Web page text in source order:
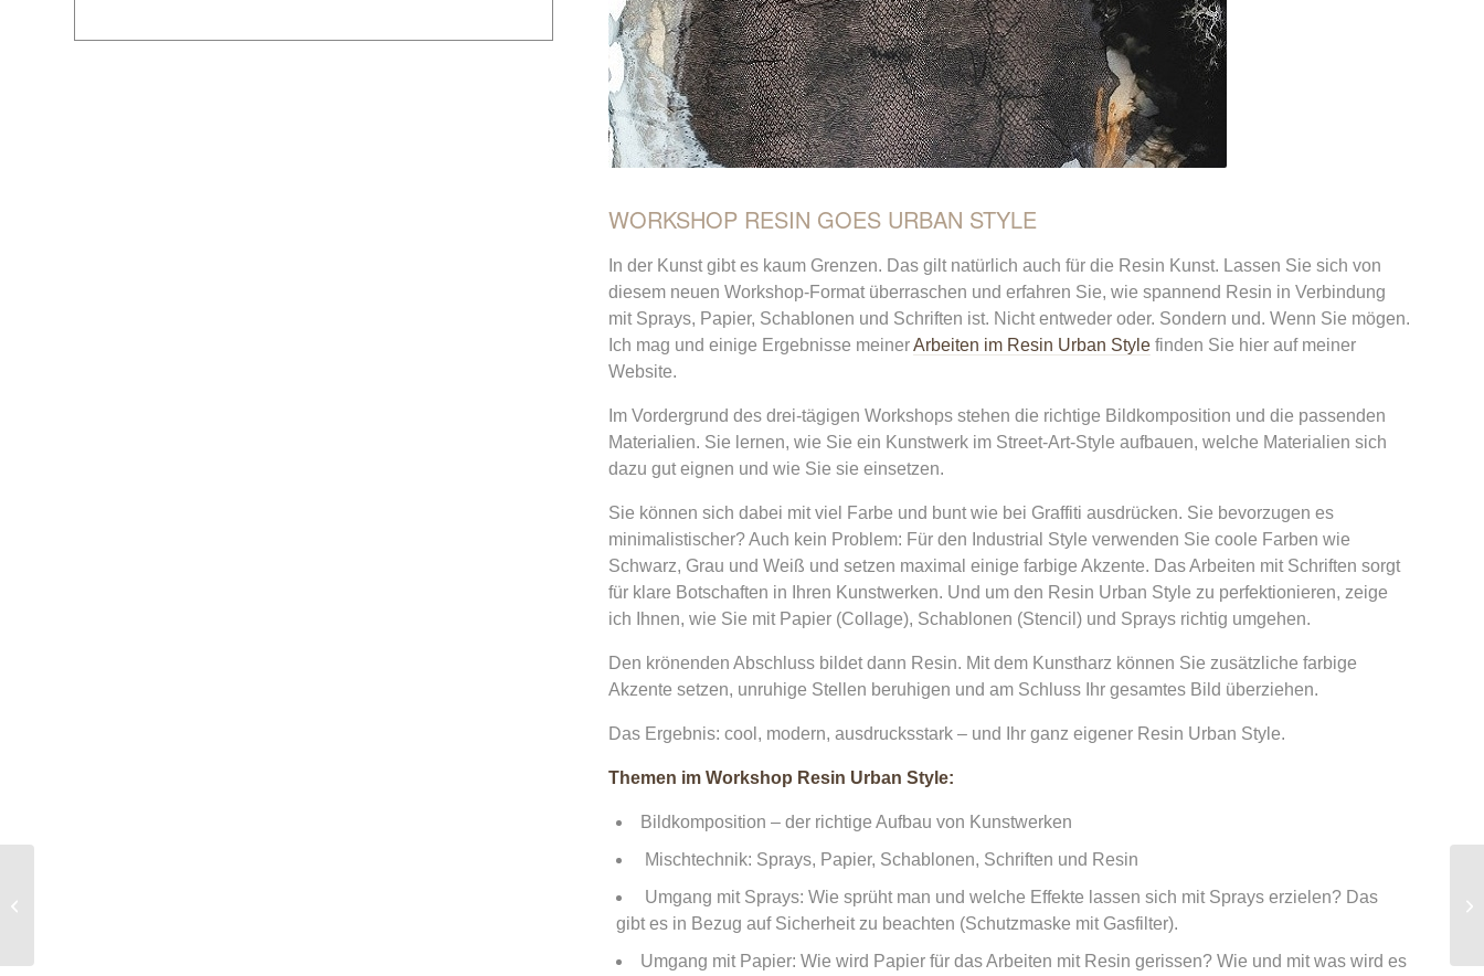
WORKSHOP RESIN GOES URBAN STYLE
In der Kunst gibt es kaum Grenzen. Das gilt natürlich auch für die Resin Kunst. Lassen Sie sich von
diesem neuen Workshop-Format überraschen und erfahren Sie, wie spannend Resin in Verbindung
mit Sprays, Papier, Schablonen und Schriften ist. Nicht entweder oder. Sondern und. Wenn Sie mögen.
Ich mag und einige Ergebnisse meinerArbeiten im Resin Urban Style finden Sie hier auf meiner
Website.
Im Vordergrund des drei-tägigen Workshops stehen die richtige Bildkomposition und die passenden
Materialien. Sie lernen, wie Sie ein Kunstwerk im Street-Art-Style aufbauen, welche Materialien sich
dazu gut eignen und wie Sie sie einsetzen.
Sie können sich dabei mit viel Farbe und bunt wie bei Graffiti ausdrücken. Sie bevorzugen es
minimalistischer? Auch kein Problem: Für den Industrial Style verwenden Sie coole Farben wie
Schwarz, Grau und Weiß und setzen maximal einige farbige Akzente. Das Arbeiten mit Schriften sorgt
für klare Botschaften in Ihren Kunstwerken. Und um den Resin Urban Style zu perfektionieren, zeige
ich Ihnen, wie Sie mit Papier (Collage), Schablonen (Stencil) und Sprays richtig umgehen.
Den krönenden Abschluss bildet dann Resin. Mit dem Kunstharz können Sie zusätzliche farbige
Akzente setzen, unruhige Stellen beruhigen und am Schluss Ihr gesamtes Bild überziehen.
Das Ergebnis: cool, modern, ausdrucksstark – und Ihr ganz eigener Resin Urban Style.
Themen im Workshop Resin Urban Style:
Bildkomposition – der richtige Aufbau von Kunstwerken
Mischtechnik: Sprays, Papier, Schablonen, Schriften und Resin
Umgang mit Sprays: Wie sprüht man und welche Effekte lassen sich mit Sprays erzielen? Das
gibt es in Bezug auf Sicherheit zu beachten (Schutzmaske mit Gasfilter).
Umgang mit Papier: Wie wird Papier für das Arbeiten mit Resin gerissen? Wie und mit was wird es